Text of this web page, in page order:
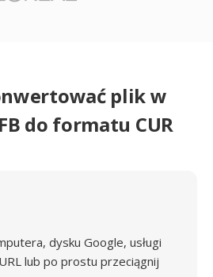
plik w
do formatu CUR
dysku Google, usługi
lub po prostu przeciągnij